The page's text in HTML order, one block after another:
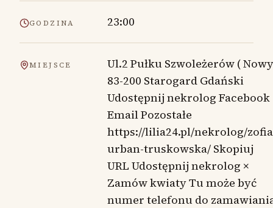
GODZINA 23:00
MIEJSCE
Ul.2 Pułku Szwoleżerów (
83-200 Starogard Gdański
Udostępnij nekrolog Facebook
Email Pozostałe
https://lilia24.pl/nekrolog/
urban-truskowska/ Skopiuj
URL Udostępnij nekrolog ×
Zamów kwiaty Tu może być
numer telefonu do